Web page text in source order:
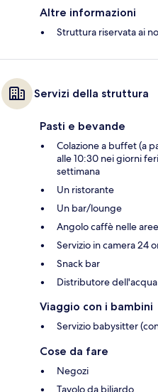
Altre informazioni
Struttura riservata ai
Servizi della struttura
Pasti e bevande
Colazione a buffet (a
alle 10:30 nei giorni
settimana
Un ristorante
Un bar/lounge
Angolo caffè nelle
Servizio in camera 24
Snack bar
Distributore dell'acqua
Viaggio con i bambini
Servizio babysitter
Cose da fare
Negozi
Tavolo da biliardo